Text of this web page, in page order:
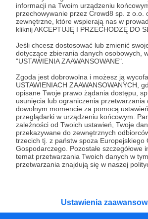
informacji na Twoim urządzeniu
przechowywanie przez Crowd8 sp. z o.o.
zewnętrzne, które wspierają nas w
kliknij AKCEPTUJĘ I PRZECHODZĘ DO
Jeśli chcesz dostosować lub zmienić
dotyczące zbierania danych osobowych,
"USTAWIENIA ZAAWANSOWANE".
Zgoda jest dobrowolna i możesz ją
USTAWIENIACH ZAAWANSOWANYCH,
opisane Twoje prawo żądania dostępu,
usunięcia lub ograniczenia przetwarzania
dowolnym momencie za pomocą
przeglądarki w urządzeniu końcowym.
zależności od Twoich ustawień, Twoje
przekazywane do zewnętrznych
trzecich tj. z państw spoza Europejskiego
Gospodarczego. Pozostałe szczegółowe
temat przetwarzania Twoich danych w
przetwarzania znajdują się w naszej
Ustawienia
Tak, przejdź do
Pozostań na
Kategorie
O Patronite
Dodatkowe produkty
Pomoc